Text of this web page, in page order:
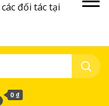
đối tác tại
0 ₫